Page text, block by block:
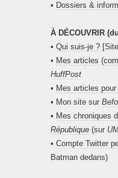
• Dossiers &
À DÉCOUVRIR
• Qui suis-je ?
• Mes articles
HuffPost
• Mes articles pour
• Mon site sur
• Mes chroniques
République (sur
• Compte Twitter
Batman dedans)